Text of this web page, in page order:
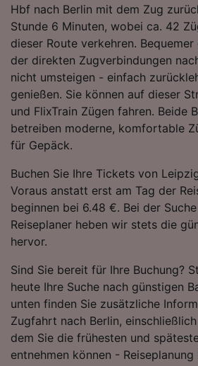
Hbf nach Berlin mit dem Zug
Stunde 6 Minuten, wobei ca. 42
dieser Route verkehren.
der direkten Zugverbindungen
nicht umsteigen - einfach
genießen. Sie können auf dieser
und FlixTrain Zügen fahren. Beide
betreiben moderne, komfortable
für Gepäck.
Buchen Sie Ihre Tickets von
Voraus anstatt erst am Tag der
beginnen bei 6.48 €. Bei der
Reiseplaner heben wir stets die
hervor.
Sind Sie bereit für Ihre Buchung?
heute Ihre Suche nach günstigen
unten finden Sie zusätzliche
Zugfahrt nach Berlin,
dem Sie die frühesten und
entnehmen können -
Folgendes bereitzustellen:
Verwendung genauer
Endgeräteeigenschaften zur
aktiv abfragen. Speichern von
Informationen auf einem
Personalisierte Werbung und
von Werbeleistung und der
Inhalten,
Entwicklung und
Angeboten.
Liste der Partner (Lieferanten)